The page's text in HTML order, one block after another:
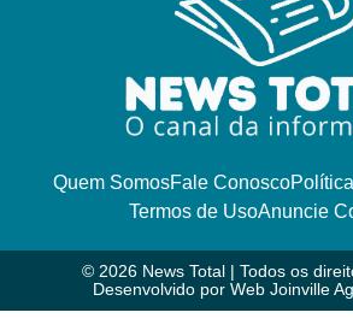
Quem SomosFale Conosco
Termos de UsoAnuncie
© 2026 News Total | Todos os
Desenvolvido por Web Joinville